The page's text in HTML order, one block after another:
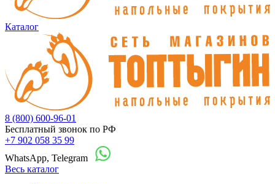
Каталог
8 (800) 600-96-01
Бесплатный звонок по РФ
+7 902 058 35 99
WhatsApp, Telegram
Весь каталог